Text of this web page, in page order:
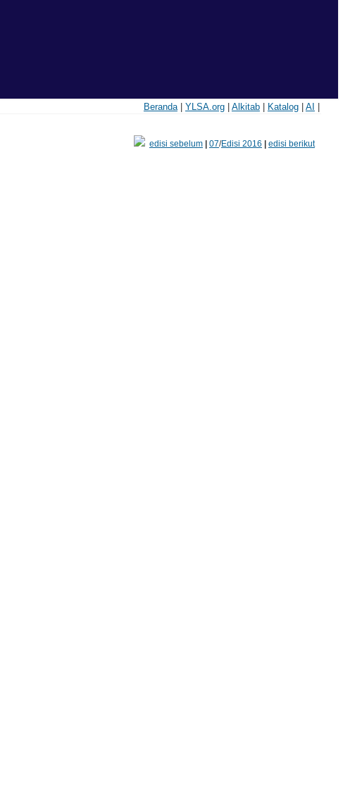
Beranda| YLSA.org| Alkitab| Katalog| AI
edisi sebelum| 07/Edisi 2016 edisi berikut